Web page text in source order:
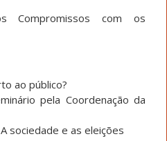
Compromissos com os
ao público?
pela Coordenação da
sociedade e as eleições